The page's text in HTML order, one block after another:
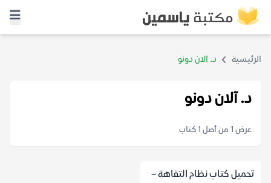
الرئيسية د. آلان دونو
د. آلان دونو
عرض 1 من أصل 1 كتاب
تحميل كتاب نظام التفاهة –